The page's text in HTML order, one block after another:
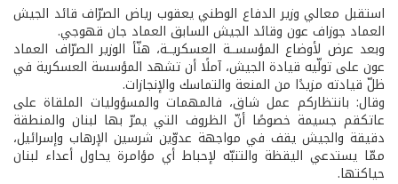
استقبل معالي وزير الدفاع الوطني يعقوب رياض الصرّاف قائد الجيش
العماد جوزاف عون وقائد الجيش السابق العماد جان قهوجي.
وبعد عرض لأوضاع المؤسســة العسكريــة، هنّأ الوزير الصرّاف العماد
عون على تولّيه قيادة الجيش، آملًا أن تشهد المؤسسة العسكرية في
ظلّ قيادته مزيدًا من المنعة والتماسك والإنجازات.
وقال: بانتظاركم عمل شاق، فالمهمات والمسؤوليات الملقاة على
عاتكقم جسيمة خصوصًا أنّ الظروف التي يمرّ بها لبنان والمنطقة
دقيقة والجيش يقف في مواجهة عدوّين شرسين الإرهاب وإسرائيل،
ممّا يستدعي اليقظة والتنبّه لإحباط أي مؤامرة يحاول أعداء لبنان
حياكتها.